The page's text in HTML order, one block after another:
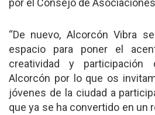
por el Consejo de
“De nuevo, Alcorcón Vibra
espacio para poner el
creatividad y
Alcorcón por lo que os
jóvenes de la ciudad a
que ya se ha convertido en un